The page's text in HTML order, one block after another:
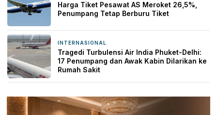
Harga Tiket Pesawat AS Meroket 26,5%,
Penumpang Tetap Berburu Tiket
INTERNASIONAL
Tragedi Turbulensi Air India Phuket-Delhi:
17 Penumpang dan Awak Kabin Dilarikan ke
Rumah Sakit